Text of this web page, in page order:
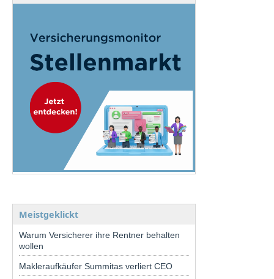
Meistgeklickt
Warum Versicherer ihre Rentner behalten
wollen
Makleraufkäufer Summitas verliert CEO